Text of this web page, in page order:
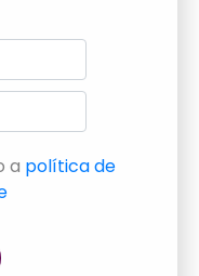
a política de